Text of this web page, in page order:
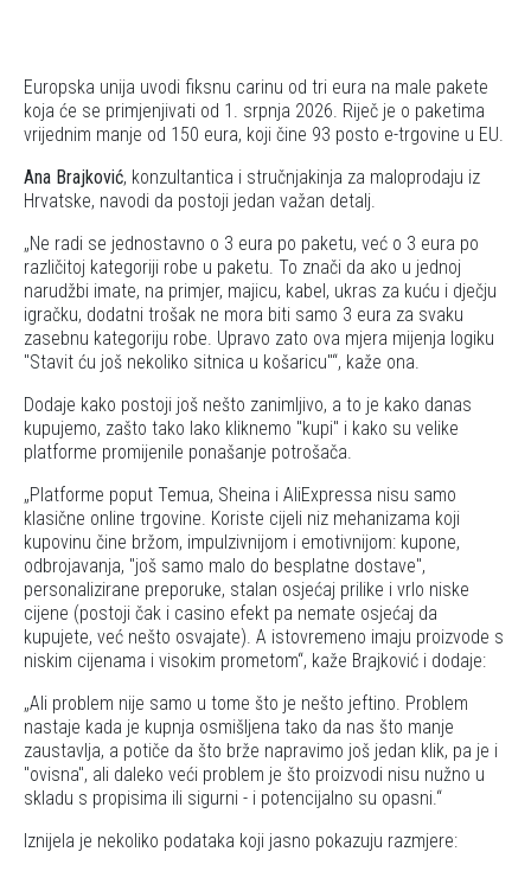
Europska unija uvodi fiksnu carinu od tri eura na male pakete
koja će se primjenjivati ​​od 1. srpnja 2026. Riječ je o paketima
vrijednim manje od 150 eura, koji čine 93 posto e-trgovine u EU.
Ana Brajković, konzultantica i stručnjakinja za maloprodaju iz
Hrvatske, navodi da postoji jedan važan detalj.
Ne radi se jednostavno o 3 eura po paketu, već o 3 eura po
različitoj kategoriji robe u paketu. To znači da ako u jednoj
narudžbi imate, na primjer, majicu, kabel, ukras za kuću i dječju
igračku, dodatni trošak ne mora biti samo 3 eura za svaku
zasebnu kategoriju robe. Upravo zato ova mjera mijenja logiku
"Stavit ću još nekoliko sitnica u košaricu" , kaže ona.
Dodaje kako postoji još nešto zanimljivo, a to je kako danas
kupujemo, zašto tako lako kliknemo "kupi" i kako su velike
platforme promijenile ponašanje potrošača.
Platforme poput Temua, Sheina i AliExpressa nisu samo
klasične online trgovine. Koriste cijeli niz mehanizama koji
kupovinu čine bržom, impulzivnijom i emotivnijom: kupone,
odbrojavanja, "još samo malo do besplatne dostave",
personalizirane preporuke, stalan osjećaj prilike i vrlo niske
cijene (postoji čak i casino efekt pa nemate osjećaj da
kupujete, već nešto osvajate). A istovremeno imaju proizvode s
niskim cijenama i visokim prometom , kaže Brajković i dodaje:
Ali problem nije samo u tome što je nešto jeftino. Problem
nastaje kada je kupnja osmišljena tako da nas što manje
zaustavlja, a potiče da što brže napravimo još jedan klik, pa je i
"ovisna", ali daleko veći problem je što proizvodi nisu nužno u
skladu s propisima ili sigurni - i potencijalno su opasni.
Iznijela je nekoliko podataka koji jasno pokazuju razmjere: